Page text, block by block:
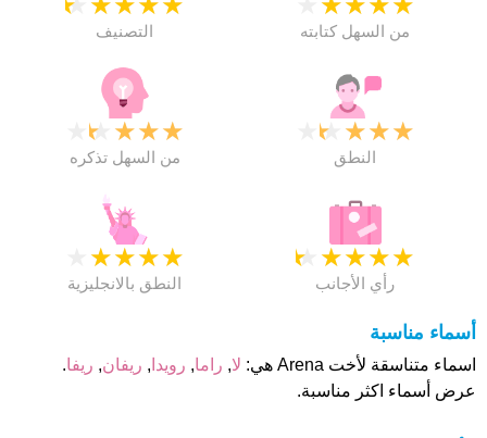
التصنيف من السهل كتابته
★
★
★
★
من السهل تذكره
★
★
★
★
النطق
★
★
★
★
النطق بالانجليزية
★
★
★
★
★
رأي الأجانب
أسماء مناسبة
اسماء متناسقة لأخت Arena هي: لا, راما, رويدا , ريفان, ريفا.
عرض أسماء اكثر مناسبة.